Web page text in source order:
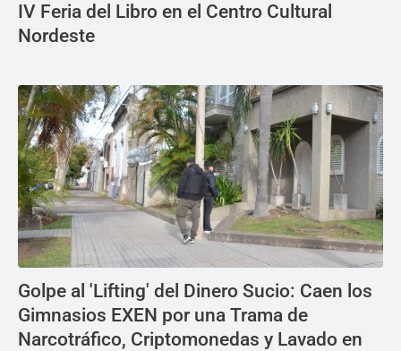
IV Feria del Libro en el Centro Cultural
Nordeste
Golpe al 'Lifting' del Dinero Sucio: Caen los
Gimnasios EXEN por una Trama de
Narcotráfico, Criptomonedas y Lavado en